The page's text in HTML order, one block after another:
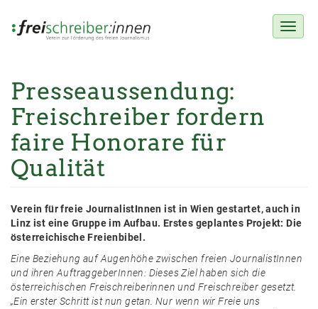
Direkt
zum
Inhalt
Toggle
Presseaussendung:
Freischreiber fordern
faire Honorare für
Qualität
Verein für freie JournalistInnen ist in Wien gestartet, auch in
Linz ist eine Gruppe im Aufbau. Erstes geplantes Projekt: Die
österreichische Freienbibel.
Eine Beziehung auf Augenhöhe zwischen freien JournalistInnen
und ihren AuftraggeberInnen: Dieses Ziel haben sich die
österreichischen Freischreiberinnen und Freischreiber gesetzt.
„Ein erster Schritt ist nun getan. Nur wenn wir Freie uns